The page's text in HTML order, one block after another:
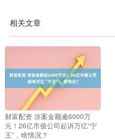
相关文章
财富配资 涉案金额逾6000万
元！26亿市值公司起诉万亿“宁
王”，啥情况？